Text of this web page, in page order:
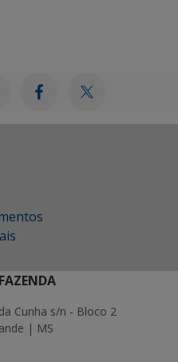
Cunha s/n - Bloco 2
| MS